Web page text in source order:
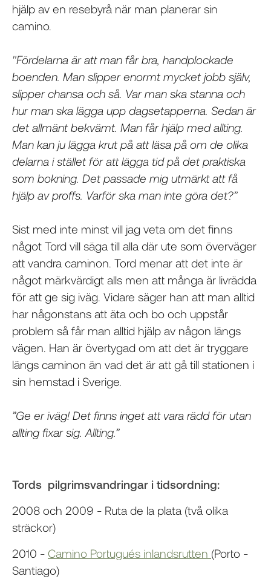
hjälp av en resebyrå när man planerar sin
camino.
"Fördelarna är att man får bra, handplockade
boenden. Man slipper enormt mycket jobb själv,
slipper chansa och så. Var man ska stanna och
hur man ska lägga upp dagsetapperna. Sedan är
det allmänt bekvämt. Man får hjälp med allting.
Man kan ju lägga krut på att läsa på om de olika
delarna i stället för att lägga tid på det praktiska
som bokning. Det passade mig utmärkt att få
hjälp av proffs. Varför ska man inte göra det?”
Sist med inte minst vill jag veta om det finns
något Tord vill säga till alla där ute som överväger
att vandra caminon. Tord menar att det inte är
något märkvärdigt alls men att många är livrädda
för att ge sig iväg. Vidare säger han att man alltid
har någonstans att äta och bo och uppstår
problem så får man alltid hjälp av någon längs
vägen. Han är övertygad om att det är tryggare
längs caminon än vad det är att gå till stationen i
sin hemstad i Sverige.
”Ge er iväg! Det finns inget att vara rädd för utan
allting fixar sig. Allting.”
Tords pilgrimsvandringar i tidsordning:
2008 och 2009 - Ruta de la plata (två olika
sträckor)
2010 - Camino Portugués inlandsrutten (Porto -
Santiago)